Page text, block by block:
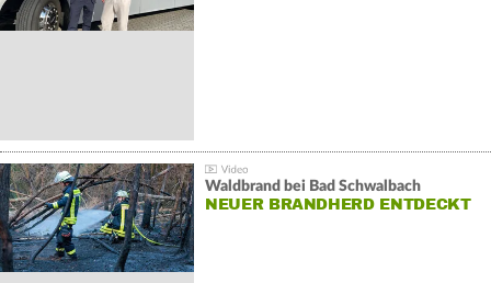
Waldbrand bei Bad Schwalbach
NEUER BRANDHERD ENTDECKT